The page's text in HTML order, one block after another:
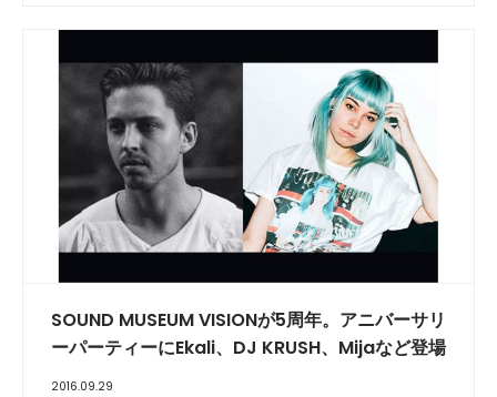
SOUND MUSEUM VISIONが5周年。アニバーサリ
ーパーティーにEkali、DJ KRUSH、Mijaなど登場
2016.09.29